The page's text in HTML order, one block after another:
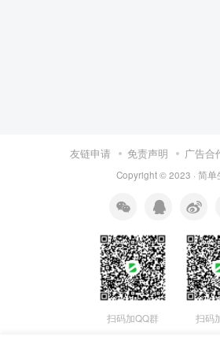
友链申请 免责声明 广告合
Copyright © 2023 · 简单
扫码加QQ群 扫码